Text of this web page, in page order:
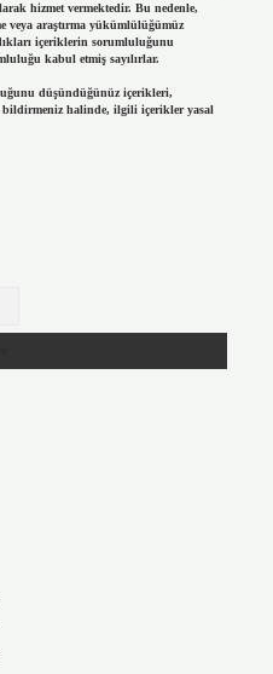
hizmet vermektedir. Bu nedenle,
veya araştırma yükümlülüğümüz
içeriklerin sorumluluğunu
kabul etmiş sayılırlar.
düşündüğünüz içerikleri,
halinde, ilgili içerikler yasal